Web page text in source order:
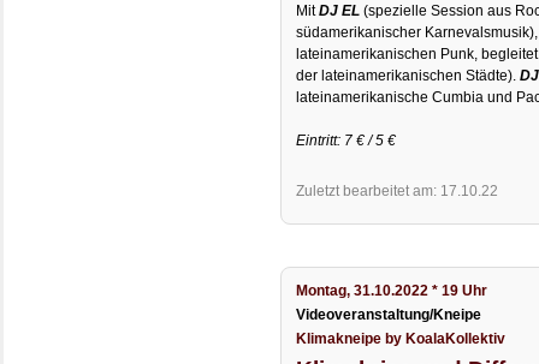
MitDJ EL(spezielle Session aus
südamerikanischer
lateinamerikanischen Punk,
der lateinamerikanischen Städte).
lateinamerikanische Cumbia und
Eintritt: 7 € / 5 €
Zuletzt bearbeitet am: 17.10.22
Montag, 31.10.2022 * 19 Uhr
Videoveranstaltung/Kneipe
Klimakneipe by KoalaKollektiv